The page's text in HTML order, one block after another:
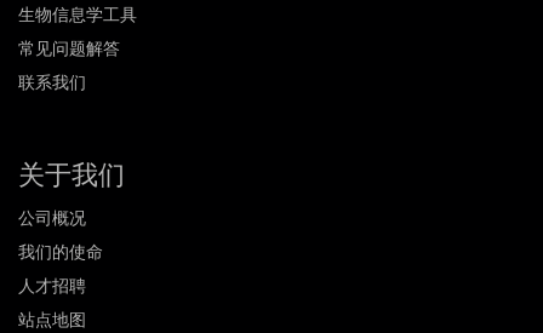
生物信息学工具
常见问题解答
联系我们
关于我们
公司概况
我们的使命
人才招聘
站点地图